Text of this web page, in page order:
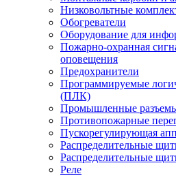
Низковольтные
Обогреватели
Оборудование для
Пожарно-охранная
оповещения
Предохранители
Программируемые
(ПЛК)
Промышленные
Противопожарные
Пускорегулирующая
Распределительные
Распределительные
Реле